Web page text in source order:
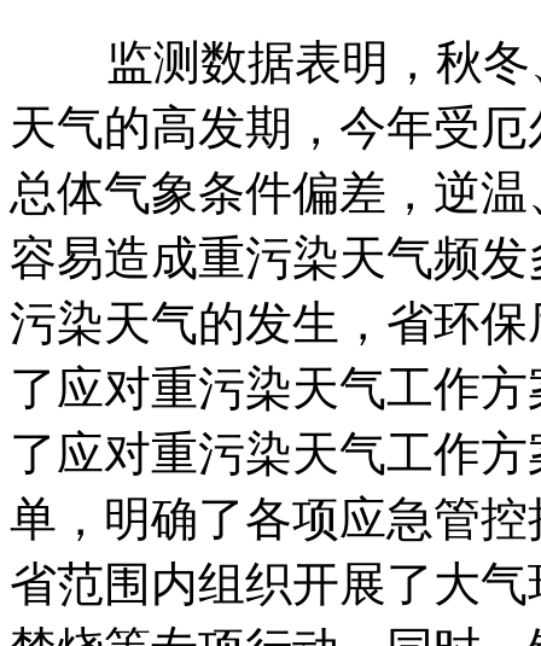
监测数据表明，秋冬
天气的高发期，今年受
总体气象条件偏差，逆
容易造成重污染天气频
污染天气的发生，省环
了应对重污染天气工作
了应对重污染天气工作
单，明确了各项应急管
省范围内组织开展了大